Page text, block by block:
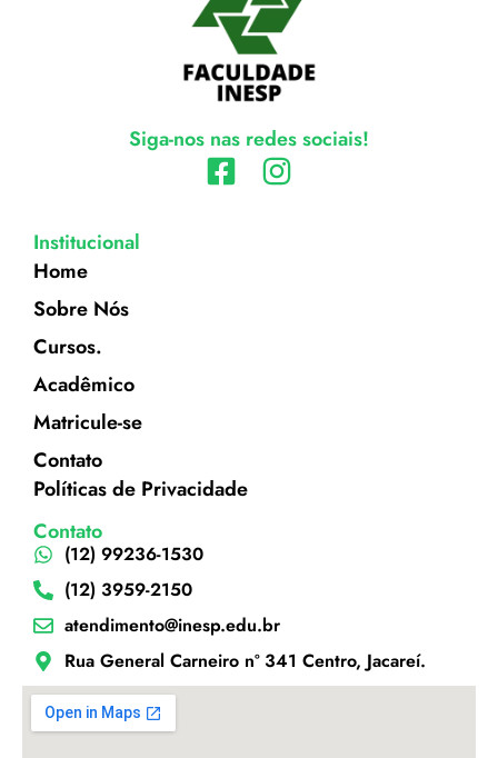
Siga-nos nas redes sociais!
Institucional
Home
Sobre Nós
Cursos.
Acadêmico
Matricule-se
Contato
Políticas de Privacidade
Contato
(12) 99236-1530
(12) 3959-2150
atendimento@inesp.edu.br
Rua General Carneiro nº 341 Centro, Jacareí.